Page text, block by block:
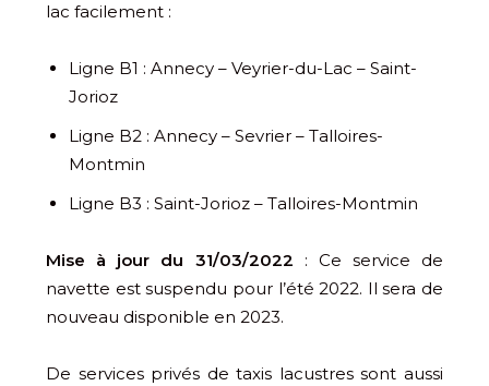
lac facilement :
Ligne B1 : Annecy – Veyrier-du-Lac – Saint-
Jorioz
Ligne B2 : Annecy – Sevrier – Talloires-
Montmin
Ligne B3 : Saint-Jorioz – Talloires-Montmin
Mise à jour du 31/03/2022 : Ce service de
navette est suspendu pour l’été 2022. Il sera de
nouveau disponible en 2023.
De services privés de taxis lacustres sont aussi